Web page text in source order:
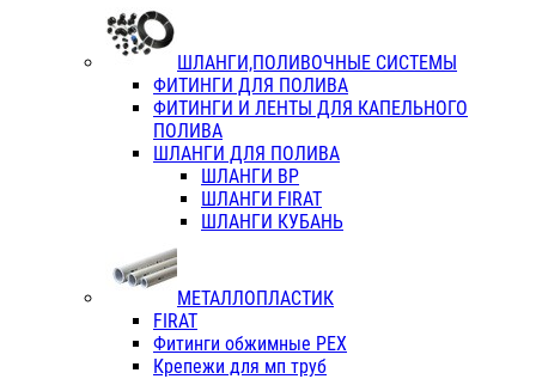
ШЛАНГИ,ПОЛИВОЧНЫЕ СИСТЕМЫ
ФИТИНГИ ДЛЯ ПОЛИВА
ФИТИНГИ И ЛЕНТЫ ДЛЯ КАПЕЛЬНОГО
ПОЛИВА
ШЛАНГИ ДЛЯ ПОЛИВА
ШЛАНГИ ВР
ШЛАНГИ FIRAT
ШЛАНГИ КУБАНЬ
МЕТАЛЛОПЛАСТИК
FIRAT
Фитинги обжимные PEX
Крепежи для мп труб